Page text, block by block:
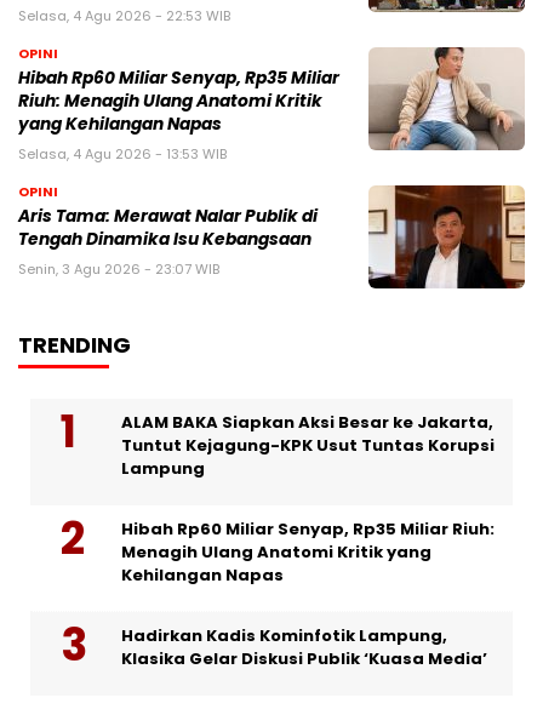
Selasa, 4 Agu 2026 - 22:53 WIB
OPINI
Hibah Rp60 Miliar Senyap, Rp35 Miliar
Riuh: Menagih Ulang Anatomi Kritik
yang Kehilangan Napas
Selasa, 4 Agu 2026 - 13:53 WIB
OPINI
Aris Tama: Merawat Nalar Publik di
Tengah Dinamika Isu Kebangsaan
Senin, 3 Agu 2026 - 23:07 WIB
TRENDING
ALAM BAKA Siapkan Aksi Besar ke Jakarta,
Tuntut Kejagung-KPK Usut Tuntas Korupsi
Lampung
Hibah Rp60 Miliar Senyap, Rp35 Miliar Riuh:
Menagih Ulang Anatomi Kritik yang
Kehilangan Napas
Hadirkan Kadis Kominfotik Lampung,
Klasika Gelar Diskusi Publik ‘Kuasa Media’